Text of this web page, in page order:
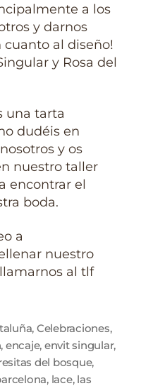
a los
y darnos
al diseño!
y Rosa del
una tarta
dudéis en
y os
nuestro taller
encontrar el
boda.
a
nuestro
al tlf
, Celebraciones,
, encaje, envit singular,
del bosque,
, lace, las